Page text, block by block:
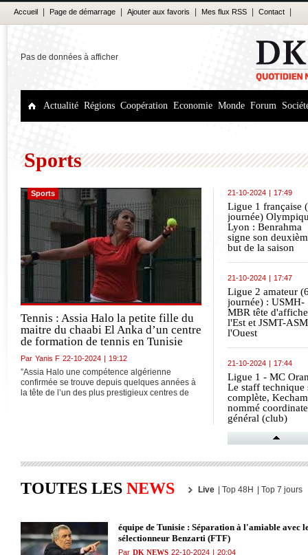
Accueil Page de démarrage Ajouter aux favoris Mes flux RSS Contact
Pas de données à afficher
Actualité Régions Coopération Economie Monde Forum
Sports
Sports
Tennis : Assia Halo la petite fille du
maitre du chaabi El Anka d’un centre
de formation de tennis en Tunisie
Par Yanis F 22-10-2024 | 19:12
”Assia Halo une compétence algérienne
confirmée se trouve depuis quelques années à
la tête de l’un des plus prestigieux centres de
21-10-2024 | 17:49
Ligue 1 française
journée)
Lyon : Benrahma
signe son
but de la saison
21-10-2024 | 17:47
Ligue 2 amateur
journée) : USMH-
MBR tête
l'Est et JSMT-
l'Ouest
21-10-2024 | 17:44
Ligue 1 - MC
Le staff technique
complète,
nommé
général (club)
Ligue 1 Mobilis
leader, l'ASO pour
21-10-2024
CAN U17
TOUTES LES NEWS Live Top 48H Top 7 jours
équipe de Tunisie : Séparation à l'amiable avec
sélectionneur Benzarti (FTF)
Par DK NEWS 22-10-2024 | 20:04